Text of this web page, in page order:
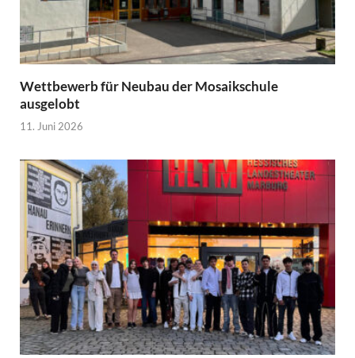
Wettbewerb für Neubau der Mosaikschule
ausgelobt
11. Juni 2026